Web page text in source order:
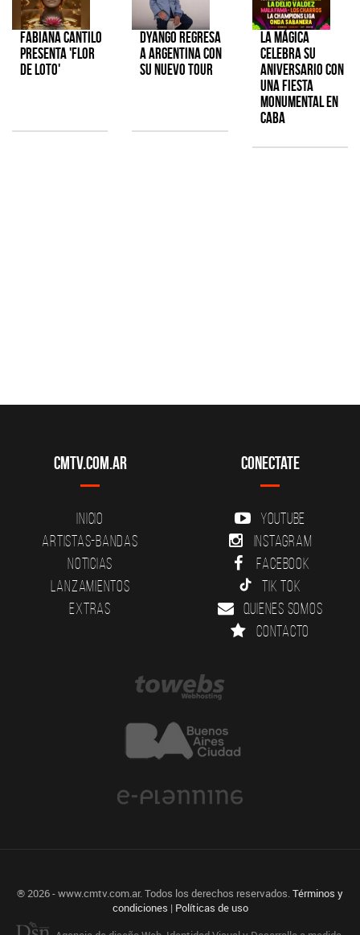
Fabiana Cantilo
presenta 'Flor
de Loto'
Dyango regresa
a Argentina con
su nuevo tour
La Mágica
celebra su
aniversario con
una fiesta
monumental en
CABA
CMTV.com.ar
Inicio
Artistas-Bandas
Noticias
Lanzamientos
Extras
Conectate
YouTube
Instagram
Facebook
Tik Tok
Quienes somos
Contacto
® 2026 - www.cmtv.com.ar. Todos los derechos reservados.Términos y
condiciones | Políticas de uso